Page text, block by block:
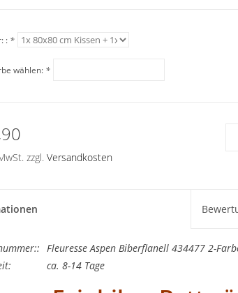
: *
wählen: *
zzgl. Versandkosten
Fleuresse Aspen Biberflanell 434477 2-
ca. 8-14 Tage